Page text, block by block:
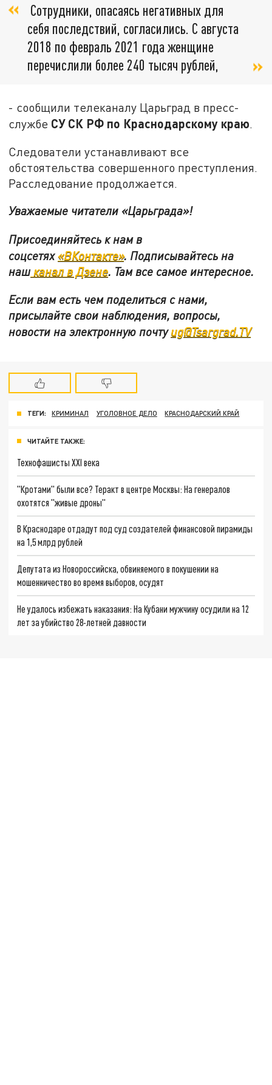
Сотрудники, опасаясь негативных для
себя последствий, согласились. С августа
2018 по февраль 2021 года женщине
перечислили более 240 тысяч рублей,
- сообщили телеканалу Царьград в пресс-
службе СУ СК РФ по Краснодарскому краю.
Следователи устанавливают все
обстоятельства совершенного преступления.
Расследование продолжается.
Уважаемые читатели «Царьграда»!
Присоединяйтесь к нам в
соцсетях«ВКонтакте». Подписывайтесь на
нашканал в Дзене. Там все самое интересное.
Если вам есть чем поделиться с нами,
присылайте свои наблюдения, вопросы,
новости на электронную почтуug@Tsargrad.TV
ТЕГИ: КРИМИНАЛ УГОЛОВНОЕ ДЕЛО КРАСНОДАРСКИЙ КРАЙ
ЧИТАЙТЕ ТАКЖЕ:
Технофашисты XXI века
"Кротами" были все? Теракт в центре Москвы: На генералов
охотятся "живые дроны"
В Краснодаре отдадут под суд создателей финансовой пирамиды
на 1,5 млрд рублей
Депутата из Новороссийска, обвиняемого в покушении на
мошенничество во время выборов, осудят
Не удалось избежать наказания: На Кубани мужчину осудили на 12
лет за убийство 28-летней давности